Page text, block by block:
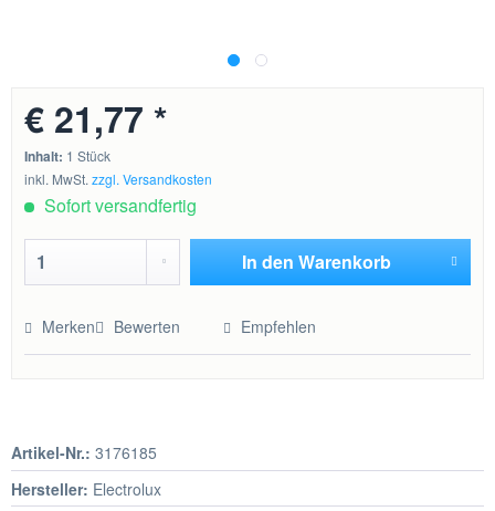
€ 21,77 *
Inhalt: 1 Stück
inkl. MwSt.zzgl. Versandkosten
Sofort versandfertig
In den Warenkorb
Merken Bewerten Empfehlen
Artikel-Nr.: 3176185
Hersteller: Electrolux